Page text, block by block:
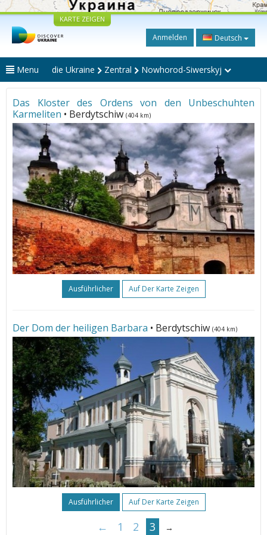
KARTE ZEIGEN
Anmelden Deutsch
Menu die Ukraine Zentral Nowhorod-Siwerskyj
Das Kloster des Ordens von den Unbeschuhten
Karmeliten • Berdytschiw (404 km)
Ausführlicher Auf Der Karte Zeigen
Der Dom der heiligen Barbara • Berdytschiw (404 km)
Ausführlicher Auf Der Karte Zeigen
← 1 2 3 →